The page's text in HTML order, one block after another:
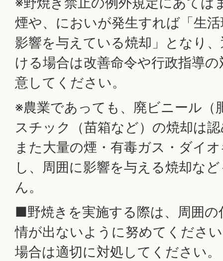
煙や、においが発生すれば「生
影響を与えている焼却」となり
ける場合は改善命令や行政指導
意してください。
※農業であっても、廃ビニール（
スチック（苗箱など）の焼却は
また大量の煙・有毒ガス・ダイ
し、周囲に影響を与える焼却な
ん。
■野焼きを実施する際は、周囲の
情が出ないように努めてくださ
場合は適切に対処してください。